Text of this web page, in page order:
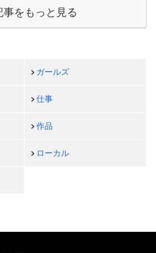
事をもっと見る
ガールズ
仕事
作品
ローカル